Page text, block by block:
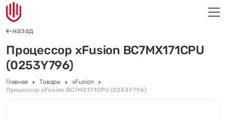
назад
Процессор xFusion BC7MX171CPU
(0253Y796)
Главная Товары
xFusion
Процессор xFusion BC7MX171CPU (0253Y796)